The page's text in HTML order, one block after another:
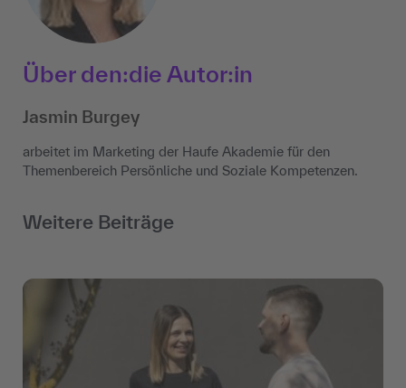
Über den:die Autor:in
Jasmin Burgey
arbeitet im Marketing der Haufe Akademie für den
Themenbereich Persönliche und Soziale Kompetenzen.
Weitere Beiträge